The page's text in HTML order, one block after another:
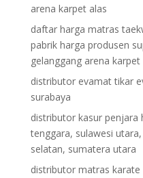
arena karpet alas
daftar harga matras
pabrik harga produsen
gelanggang arena karpet
distributor evamat tikar
surabaya
distributor kasur penjara
tenggara, sulawesi
selatan, sumatera utara
distributor matras